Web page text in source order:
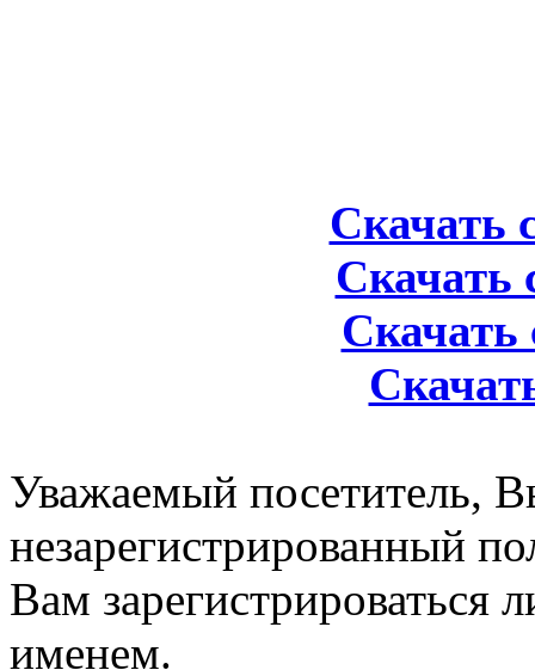
Скачать
Скачать
Скачать
Уважаемый посетитель,
незарегистрированный
Вам зарегистрироваться
именем.